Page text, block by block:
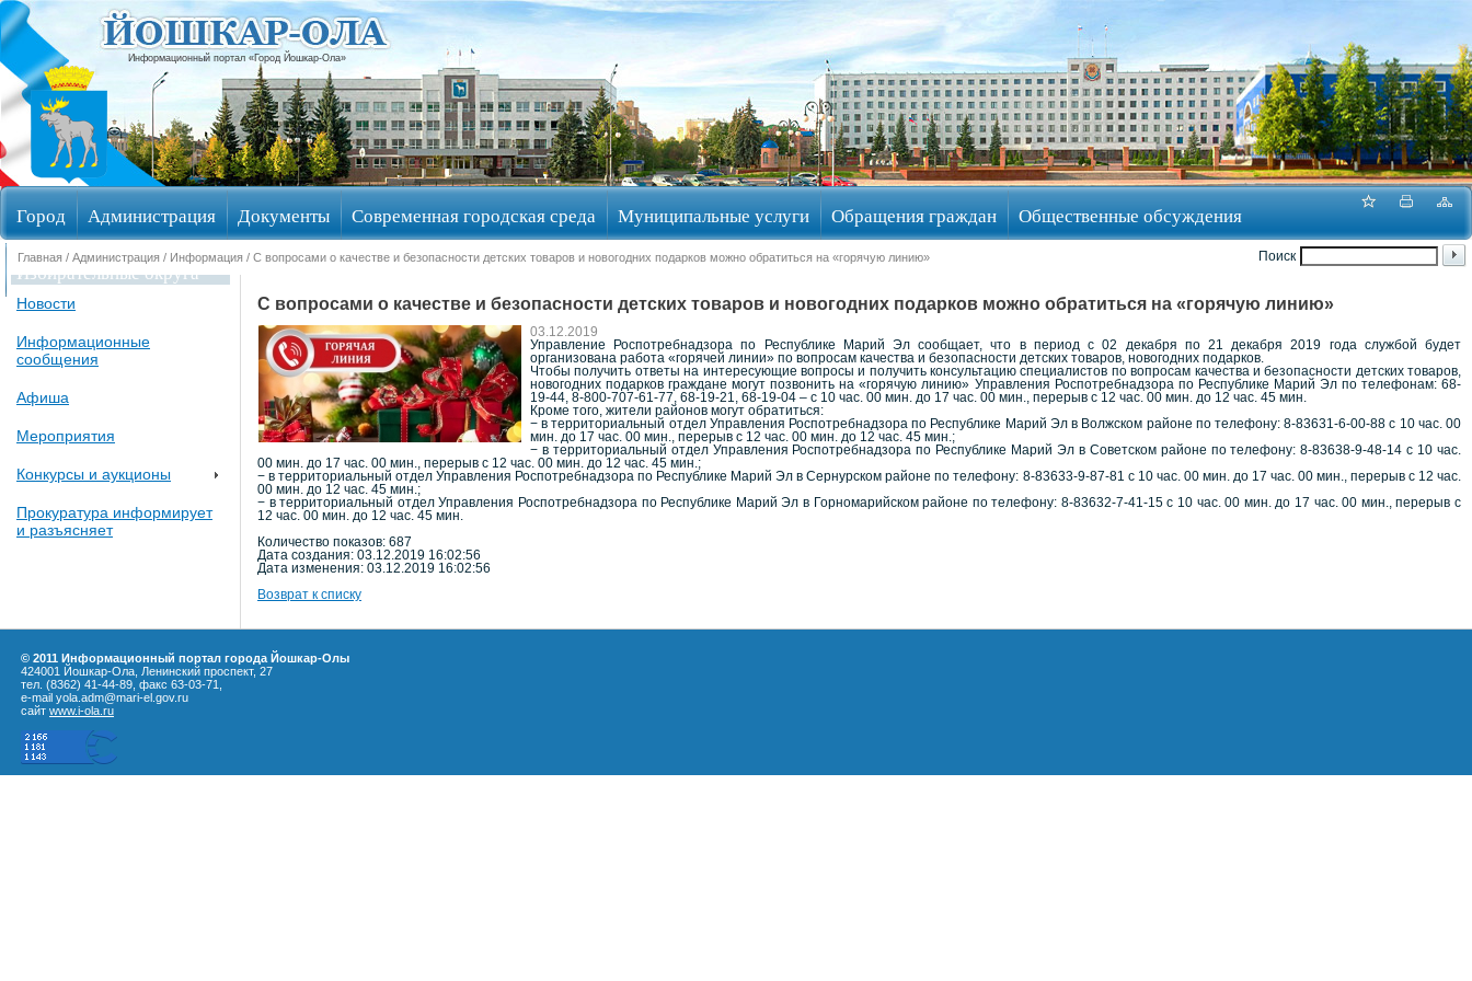
Информационный портал «Город Йошкар-Ола»
Город Администрация Документы Современная городская среда Муниципальные услуги Обращения граждан Общественные обсуждения
Избирательные округа
Поиск
Главная / Администрация / Информация / С вопросами о качестве и безопасности детских товаров и новогодних подарков можно обратиться на «горячую линию»
Новости
Информационные
сообщения
Афиша
Мероприятия
Конкурсы и аукционы
Прокуратура информирует
и разъясняет
С вопросами о качестве и безопасности детских товаров и новогодних подарков можно обратиться на «горячую линию»
03.12.2019
Управление Роспотребнадзора по Республике Марий Эл сообщает, что в период с 02 декабря по 21 декабря 2019 года службой будет
организована работа «горячей линии» по вопросам качества и безопасности детских товаров, новогодних подарков.
Чтобы получить ответы на интересующие вопросы и получить консультацию специалистов по вопросам качества и безопасности детских товаров,
новогодних подарков граждане могут позвонить на «горячую линию» Управления Роспотребнадзора по Республике Марий Эл по телефонам: 68-
19-44, 8-800-707-61-77, 68-19-21, 68-19-04 – с 10 час. 00 мин. до 17 час. 00 мин., перерыв с 12 час. 00 мин. до 12 час. 45 мин.
Кроме того, жители районов могут обратиться:
− в территориальный отдел Управления Роспотребнадзора по Республике Марий Эл в Волжском районе по телефону: 8-83631-6-00-88 с 10 час. 00
мин. до 17 час. 00 мин., перерыв с 12 час. 00 мин. до 12 час. 45 мин.;
− в территориальный отдел Управления Роспотребнадзора по Республике Марий Эл в Советском районе по телефону: 8-83638-9-48-14 с 10 час.
00 мин. до 17 час. 00 мин., перерыв с 12 час. 00 мин. до 12 час. 45 мин.;
− в территориальный отдел Управления Роспотребнадзора по Республике Марий Эл в Сернурском районе по телефону: 8-83633-9-87-81 с 10 час. 00 мин. до 17 час. 00 мин., перерыв с 12 час.
00 мин. до 12 час. 45 мин.;
− в территориальный отдел Управления Роспотребнадзора по Республике Марий Эл в Горномарийском районе по телефону: 8-83632-7-41-15 с 10 час. 00 мин. до 17 час. 00 мин., перерыв с
12 час. 00 мин. до 12 час. 45 мин.
Количество показов: 687
Дата создания: 03.12.2019 16:02:56
Дата изменения: 03.12.2019 16:02:56
Возврат к списку
© 2011 Информационный портал города Йошкар-Олы
424001 Йошкар-Ола, Ленинский проспект, 27
тел. (8362) 41-44-89, факс 63-03-71,
e-mail yola.adm@mari-el.gov.ru
сайт www.i-ola.ru